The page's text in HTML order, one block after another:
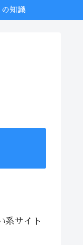
知識
系サイト